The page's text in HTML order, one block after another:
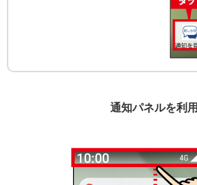
通知パネルを利用